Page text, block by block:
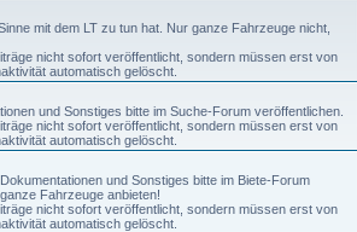
mit dem LT zu tun hat. Nur ganze Fahrzeuge nicht,
nicht sofort veröffentlicht, sondern müssen erst von
automatisch gelöscht.
und Sonstiges bitte im Suche-Forum veröffentlichen.
nicht sofort veröffentlicht, sondern müssen erst von
automatisch gelöscht.
und Sonstiges bitte im Biete-Forum
Fahrzeuge anbieten!
nicht sofort veröffentlicht, sondern müssen erst von
automatisch gelöscht.